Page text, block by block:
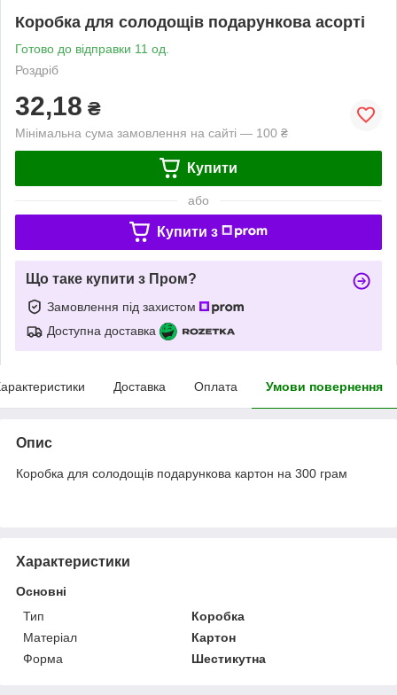
Коробка для солодощів подарункова асорті
Готово до відправки 11 од.
Роздріб
32,18 ₴
Мінімальна сума замовлення на сайті — 100 ₴
Купити
або
Купити з
Що таке купити з Пром?
Замовлення під захистом
Доступна доставка
Доставка Оплата Умови повернення
Опис
Коробка для солодощів подарункова картон на 300 грам
Характеристики
Основні
Тип
Коробка
Матеріал
Картон
Форма
Шестикутна